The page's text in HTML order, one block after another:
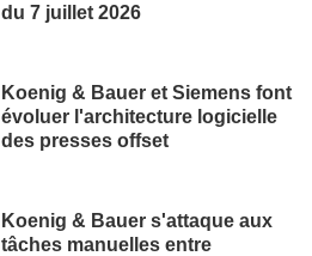
du 7 juillet 2026
Koenig & Bauer et Siemens font
évoluer l'architecture logicielle
des presses offset
Koenig & Bauer s'attaque aux
tâches manuelles entre